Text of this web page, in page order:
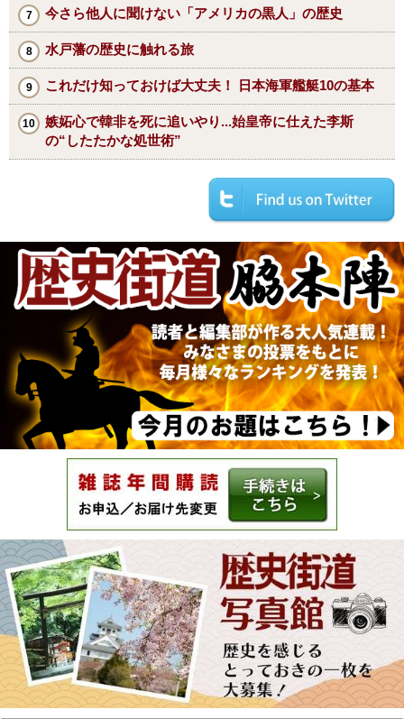
今さら他人に聞けない「アメリカの黒人」の歴史
水戸藩の歴史に触れる旅
これだけ知っておけば大丈夫！ 日本海軍艦艇10の基本
嫉妬心で韓非を死に追いやり...始皇帝に仕えた李斯
の“したたかな処世術”